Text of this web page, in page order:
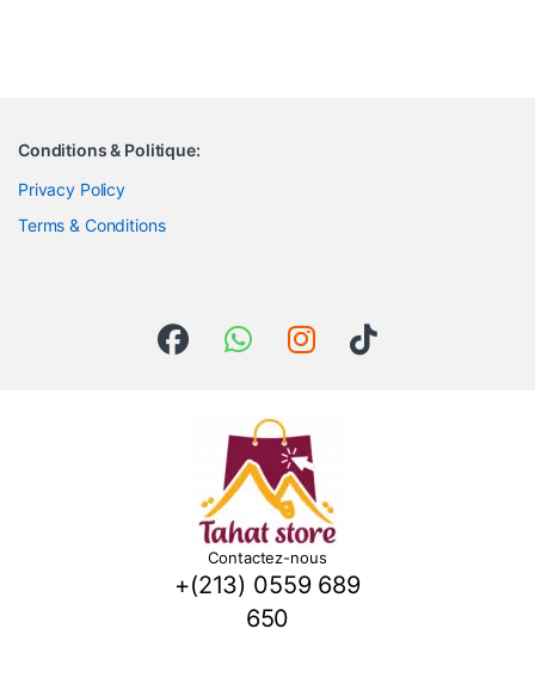
Conditions & Politique:
Privacy Policy
Terms & Conditions
Contactez-nous
+(213) 0559 689
650